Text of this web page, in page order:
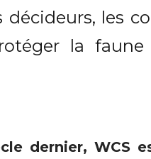
les
la
dernier, WCS